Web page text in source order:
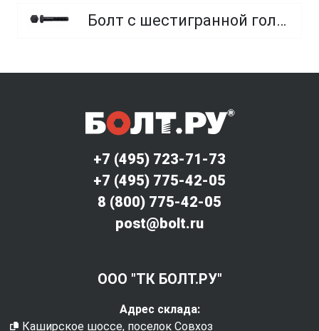
Болт с шестигранной головкой, неполная резьба, класс прочности 10.9 и 12.9
+7 (495) 723-71-73
+7 (495) 775-42-05
8 (800) 775-42-05
post@bolt.ru
ООО "ТК БОЛТ.РУ"
Адрес склада:
Каширское шоссе, поселок Совхоз